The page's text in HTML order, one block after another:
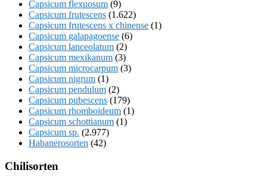
Capsicum flexuosum (9)
Capsicum frutescens (1.622)
Capsicum frutescens x chinense (1)
Capsicum galapagoense (6)
Capsicum lanceolatum (2)
Capsicum mexikanum (3)
Capsicum microcarpum (3)
Capsicum nigrum (1)
Capsicum pendulum (2)
Capsicum pubescens (179)
Capsicum rhomboideum (1)
Capsicum schottianum (1)
Capsicum sp. (2.977)
Habanerosorten (42)
Chilisorten